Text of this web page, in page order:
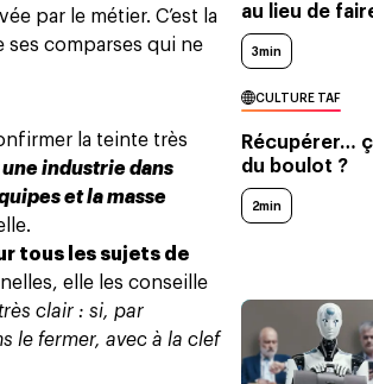
par le métier. C’est la
ses comparses qui ne
la teinte très
industrie dans
et la masse
tous les sujets de
elle les conseille
clair : si, par
le fermer, avec à la clef
au lieu de
3min
CULTURE TAF
Récupérer…
du boulot ?
2min